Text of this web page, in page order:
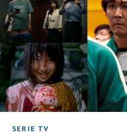
SERIE TV